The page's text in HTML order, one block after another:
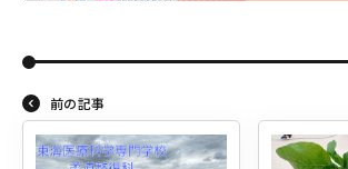
前の記事